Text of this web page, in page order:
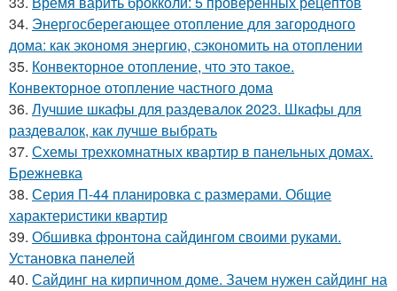
34. Энергосберегающее отопление для загородного
дома: как экономя энергию, сэкономить на отоплении
35. Конвекторное отопление, что это такое.
Конвекторное отопление частного дома
36. Лучшие шкафы для раздевалок 2023. Шкафы для
раздевалок, как лучше выбрать
37. Схемы трехкомнатных квартир в панельных домах.
Брежневка
38. Серия П-44 планировка с размерами. Общие
характеристики квартир
39. Обшивка фронтона сайдингом своими руками.
Установка панелей
40. Сайдинг на кирпичном доме. Зачем нужен сайдинг на